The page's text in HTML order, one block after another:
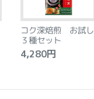
コク深焙煎 お試し
３種セット
4,280円